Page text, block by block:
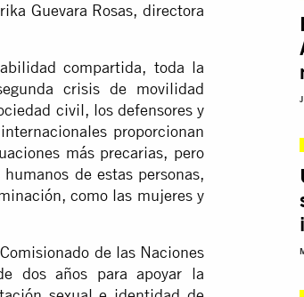
Guevara Rosas, directora
compartida, toda la
crisis de movilidad
civil, los defensores y
proporcionan
más precarias, pero
de estas personas,
como las mujeres y
de las Naciones
dos años para apoyar la